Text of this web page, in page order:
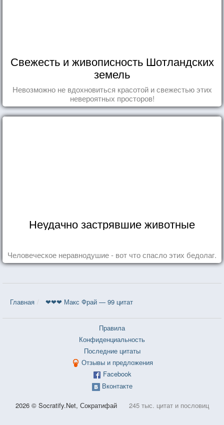
Свежесть и живописность Шотландских
земель
Невозможно не вдохновиться красотой и свежестью этих
невероятных просторов!
Неудачно застрявшие животные
Человеческое неравнодушие - вот что спасло этих бедолаг.
Главная ❤❤❤ Макс Фрай — 99 цитат
Правила
Конфиденциальность
Последние цитаты
Отзывы и предложения
Facebook
Вконтакте
2026 © Socratify.Net, Сократифай 245 тыс. цитат и пословиц